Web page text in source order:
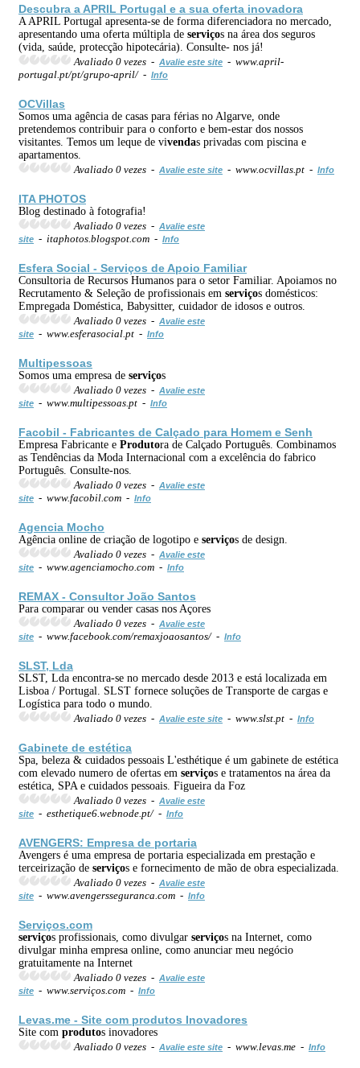
Descubra a APRIL Portugal e a sua oferta inovadora
A APRIL Portugal apresenta-se de forma diferenciadora no mercado,
apresentando uma oferta múltipla de serviços na área dos seguros
(vida, saúde, protecção hipotecária). Consulte- nos já!
Avaliado 0 vezes - Avalie este site - www.april-
portugal.pt/pt/grupo-april/ - Info
OCVillas
Somos uma agência de casas para férias no Algarve, onde
pretendemos contribuir para o conforto e bem-estar dos nossos
visitantes. Temos um leque de vivendas privadas com piscina e
apartamentos.
Avaliado 0 vezes - Avalie este site - www.ocvillas.pt - Info
ITA PHOTOS
Blog destinado à fotografia!
Avaliado 0 vezes - Avalie este
site - itaphotos.blogspot.com - Info
Esfera Social - Serviços de Apoio Familiar
Consultoria de Recursos Humanos para o setor Familiar. Apoiamos no
Recrutamento & Seleção de profissionais em serviços domésticos:
Empregada Doméstica, Babysitter, cuidador de idosos e outros.
Avaliado 0 vezes - Avalie este
site - www.esferasocial.pt - Info
Multipessoas
Somos uma empresa de serviços
Avaliado 0 vezes - Avalie este
site - www.multipessoas.pt - Info
Facobil - Fabricantes de Calçado para Homem e Senh
Empresa Fabricante e Produtora de Calçado Português. Combinamos
as Tendências da Moda Internacional com a excelência do fabrico
Português. Consulte-nos.
Avaliado 0 vezes - Avalie este
site - www.facobil.com - Info
Agencia Mocho
Agência online de criação de logotipo e serviços de design.
Avaliado 0 vezes - Avalie este
site - www.agenciamocho.com - Info
REMAX - Consultor João Santos
Para comparar ou vender casas nos Açores
Avaliado 0 vezes - Avalie este
site - www.facebook.com/remaxjoaosantos/ - Info
SLST, Lda
SLST, Lda encontra-se no mercado desde 2013 e está localizada em
Lisboa / Portugal. SLST fornece soluções de Transporte de cargas e
Logística para todo o mundo.
Avaliado 0 vezes - Avalie este site - www.slst.pt - Info
Gabinete de estética
Spa, beleza & cuidados pessoais L'esthétique é um gabinete de estética
com elevado numero de ofertas em serviços e tratamentos na área da
estética, SPA e cuidados pessoais. Figueira da Foz
Avaliado 0 vezes - Avalie este
site - esthetique6.webnode.pt/ - Info
AVENGERS: Empresa de portaria
Avengers é uma empresa de portaria especializada em prestação e
terceirização de serviços e fornecimento de mão de obra especializada.
Avaliado 0 vezes - Avalie este
site - www.avengersseguranca.com - Info
Serviços.com
serviços profissionais, como divulgar serviços na Internet, como
divulgar minha empresa online, como anunciar meu negócio
gratuitamente na Internet
Avaliado 0 vezes - Avalie este
site - www.serviços.com - Info
Levas.me - Site com produtos Inovadores
Site com produtos inovadores
Avaliado 0 vezes - Avalie este site - www.levas.me - Info